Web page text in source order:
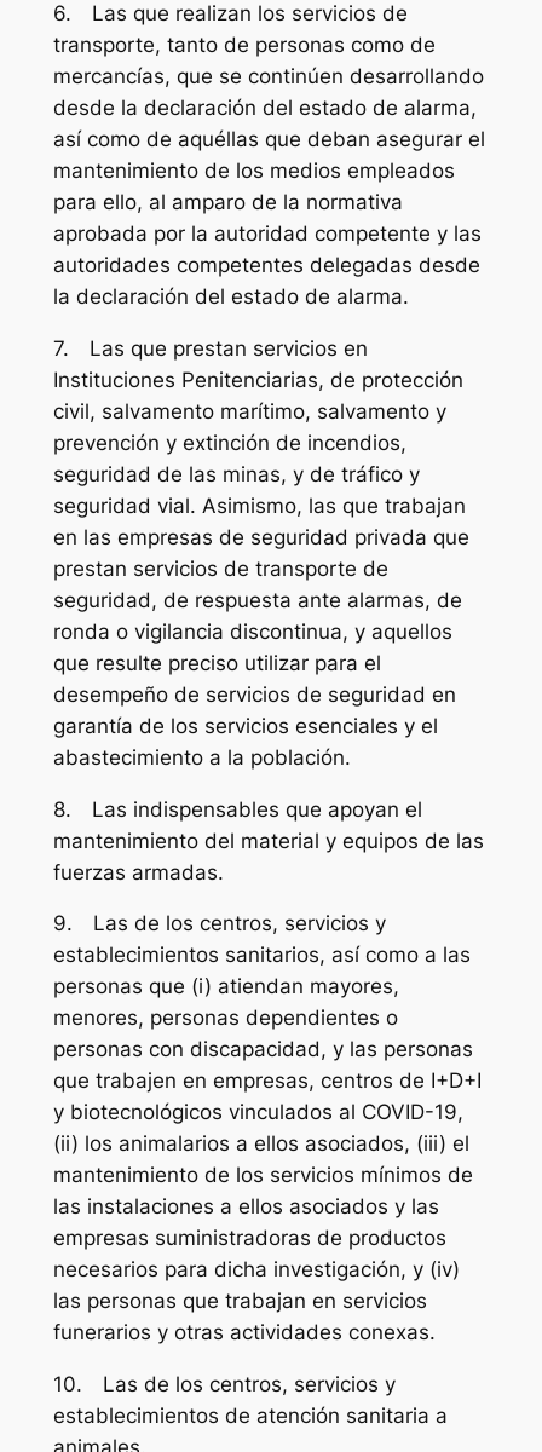
6. Las que realizan los servicios de
transporte, tanto de personas como de
mercancías, que se continúen desarrollando
desde la declaración del estado de alarma,
así como de aquéllas que deban asegurar el
mantenimiento de los medios empleados
para ello, al amparo de la normativa
aprobada por la autoridad competente y las
autoridades competentes delegadas desde
la declaración del estado de alarma.
7. Las que prestan servicios en
Instituciones Penitenciarias, de protección
civil, salvamento marítimo, salvamento y
prevención y extinción de incendios,
seguridad de las minas, y de tráfico y
seguridad vial. Asimismo, las que trabajan
en las empresas de seguridad privada que
prestan servicios de transporte de
seguridad, de respuesta ante alarmas, de
ronda o vigilancia discontinua, y aquellos
que resulte preciso utilizar para el
desempeño de servicios de seguridad en
garantía de los servicios esenciales y el
abastecimiento a la población.
8. Las indispensables que apoyan el
mantenimiento del material y equipos de las
fuerzas armadas.
9. Las de los centros, servicios y
establecimientos sanitarios, así como a las
personas que (i) atiendan mayores,
menores, personas dependientes o
personas con discapacidad, y las personas
que trabajen en empresas, centros de I+D+I
y biotecnológicos vinculados al COVID-19,
(ii) los animalarios a ellos asociados, (iii) el
mantenimiento de los servicios mínimos de
las instalaciones a ellos asociados y las
empresas suministradoras de productos
necesarios para dicha investigación, y (iv)
las personas que trabajan en servicios
funerarios y otras actividades conexas.
10. Las de los centros, servicios y
establecimientos de atención sanitaria a